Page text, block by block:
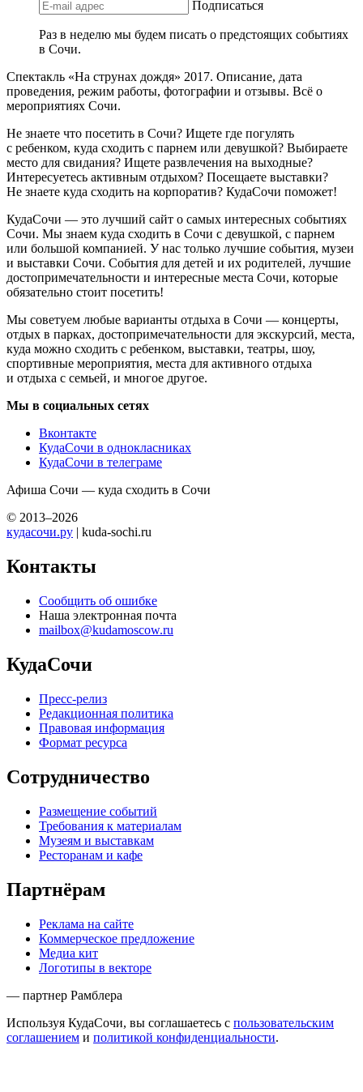
Подписаться
Раз в неделю мы будем писать о предстоящих событиях
в Сочи.
Спектакль «На струнах дождя» 2017. Описание, дата
проведения, режим работы, фотографии и отзывы. Всё о
мероприятиях Сочи.
Не знаете что посетить в Сочи? Ищете где погулять
с ребенком, куда сходить с парнем или девушкой? Выбираете
место для свидания? Ищете развлечения на выходные?
Интересуетесь активным отдыхом? Посещаете выставки?
Не знаете куда сходить на корпоратив? КудаСочи поможет!
КудаСочи — это лучший сайт о самых интересных событиях
Сочи. Мы знаем куда сходить в Сочи с девушкой, с парнем
или большой компанией. У нас только лучшие события, музеи
и выставки Сочи. События для детей и их родителей, лучшие
достопримечательности и интересные места Сочи, которые
обязательно стоит посетить!
Мы советуем любые варианты отдыха в Сочи — концерты,
отдых в парках, достопримечательности для экскурсий, места,
куда можно сходить с ребенком, выставки, театры, шоу,
спортивные мероприятия, места для активного отдыха
и отдыха с семьей, и многое другое.
Мы в социальных сетях
Вконтакте
КудаСочи в однокласниках
КудаСочи в телеграме
Афиша Сочи — куда сходить в Сочи
© 2013–2026
кудасочи.ру | kuda-sochi.ru
Контакты
Сообщить об ошибке
Наша электронная почта
mailbox@kudamoscow.ru
КудаСочи
Пресс-релиз
Редакционная политика
Правовая информация
Формат ресурса
Сотрудничество
Размещение событий
Требования к материалам
Музеям и выставкам
Ресторанам и кафе
Партнёрам
Реклама на сайте
Коммерческое предложение
Медиа кит
Логотипы в векторе
— партнер Рамблера
Используя КудаСочи, вы соглашаетесь с пользовательским
соглашением и политикой конфиденциальности.